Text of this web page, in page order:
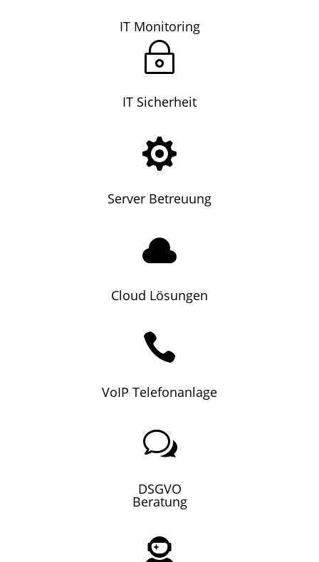
IT Monitoring
~
IT Sicherheit

Server Betreuung

Cloud Lösungen

VoIP Telefonanlage
w
DSGVO
Beratung
